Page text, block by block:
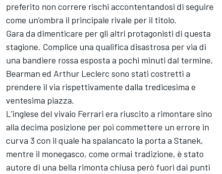
preferito non correre rischi accontentandosi di seguire
come un’ombra il principale rivale per il titolo.
Gara da dimenticare per gli altri protagonisti di questa
stagione. Complice una qualifica disastrosa per via di
una bandiere rossa esposta a pochi minuti dal termine,
Bearman ed Arthur Leclerc sono stati costretti a
prendere il via rispettivamente dalla tredicesima e
ventesima piazza.
L’inglese del vivaio Ferrari era riuscito a rimontare sino
alla decima posizione per poi commettere un errore in
curva 3 con il quale ha spalancato la porta a Stanek,
mentre il monegasco, come ormai tradizione, è stato
autore di una bella rimonta chiusa però fuori dai punti